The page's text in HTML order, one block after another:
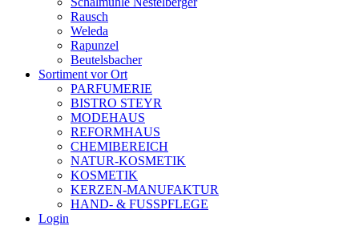
Rausch
Weleda
Rapunzel
Beutelsbacher
Sortiment vor Ort
PARFUMERIE
BISTRO STEYR
MODEHAUS
REFORMHAUS
CHEMIBEREICH
NATUR-KOSMETIK
KOSMETIK
KERZEN-MANUFAKTUR
HAND- & FUSSPFLEGE
Login